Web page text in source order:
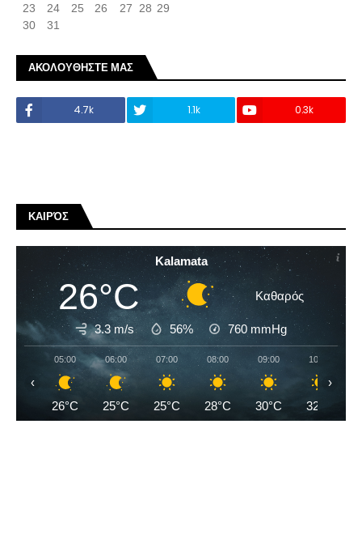
23
24 25 26 27 28 29
30
31
ΑΚΟΛΟΥΘΗΣΤΕ ΜΑΣ
4.7k 1.1k 0.3k
ΚΑΙΡΌΣ
Kalamata
26°C Καθαρός
3.3 m/s 56% 760 mmHg
05:00
26°C
06:00
25°C
07:00
25°C
08:00
28°C
09:00
30°C
10:00
32°C
‹ ›